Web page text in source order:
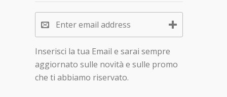
Inserisci la tua Email e sarai sempre
aggiornato sulle novità e sulle promo
che ti abbiamo riservato.